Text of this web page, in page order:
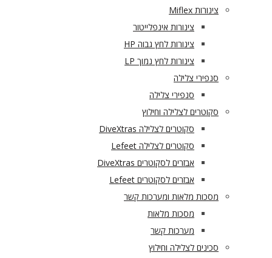
צינורות Miflex
צינורות אינפלייטור
צינורות לחץ גבוה HP
צינורות לחץ נמוך LP
סנפירי צלילה
סנפירי צלילה
סקוטרים לצלילה וחילוץ
סקוטרים לצלילה DiveXtras
סקוטרים לצלילה Lefeet
אבזרים לסקוטרים DiveXtras
אבזרים לסקוטרים Lefeet
מסכות מלאות ומערכות קשר
מסכות מלאות
מערכות קשר
סכינים לצלילה וחילוץ